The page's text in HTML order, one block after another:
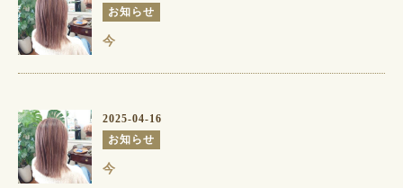
お知らせ
今
2025-04-16
お知らせ
今